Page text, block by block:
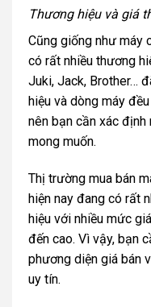
Thương hiệu và giá
Cũng giống như máy
có rất nhiều thương
Juki, Jack, Brother…
hiệu và dòng máy
nên bạn cần xác định
mong muốn.
Thị trường mua bán
hiện nay đang có rất
hiệu với nhiều mức
đến cao. Vì vậy, bạn
phương diện giá bán
uy tín.